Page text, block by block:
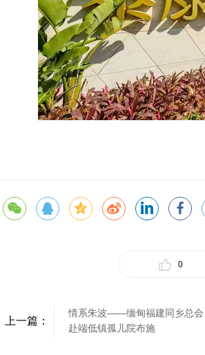
0
上一篇：
情系朱波——缅甸福建同乡总会
赴端低镇孤儿院布施